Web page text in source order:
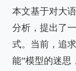
本文基于对大
分析，提出了
式。当前，追
能”模型的迷思